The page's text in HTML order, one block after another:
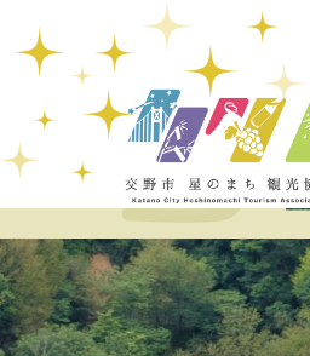
ス
ッ
プ
ン
移
動